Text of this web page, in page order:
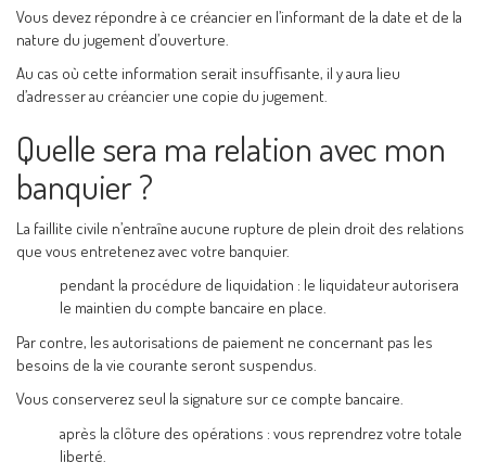
Vous devez répondre à ce créancier en l’informant de la date et de la
nature du jugement d’ouverture.
Au cas où cette information serait insuffisante, il y aura lieu
d’adresser au créancier une copie du jugement.
Quelle sera ma relation avec mon
banquier ?
La faillite civile n’entraîne aucune rupture de plein droit des relations
que vous entretenez avec votre banquier.
pendant la procédure de liquidation : le liquidateur autorisera
le maintien du compte bancaire en place.
Par contre, les autorisations de paiement ne concernant pas les
besoins de la vie courante seront suspendus.
Vous conserverez seul la signature sur ce compte bancaire.
après la clôture des opérations : vous reprendrez votre totale
liberté.